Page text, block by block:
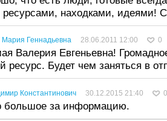
ресурсами, находками, идеями!
Мария Геннадьевна 28.06.2011 12:00 0
Валерия Евгеньевна!
ресурс. Будет чем заняться в
Константинович 30.12.2015 21:40 0
большое за информацию.